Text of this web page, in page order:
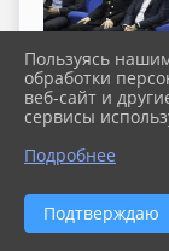
Пользуясь
обработки
веб-сайт и
сервисы
Подробнее
Подтверждаю